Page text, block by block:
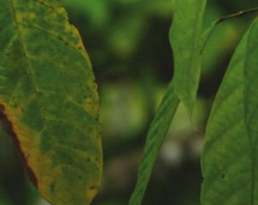
ACTUALITÉS